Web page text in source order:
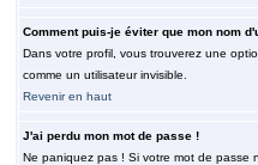
Comment puis-je éviter que mon nom
Dans votre profil, vous trouverez une
comme un utilisateur invisible.
Revenir en haut
J'ai perdu mon mot de passe !
Ne paniquez pas ! Si votre mot de passe